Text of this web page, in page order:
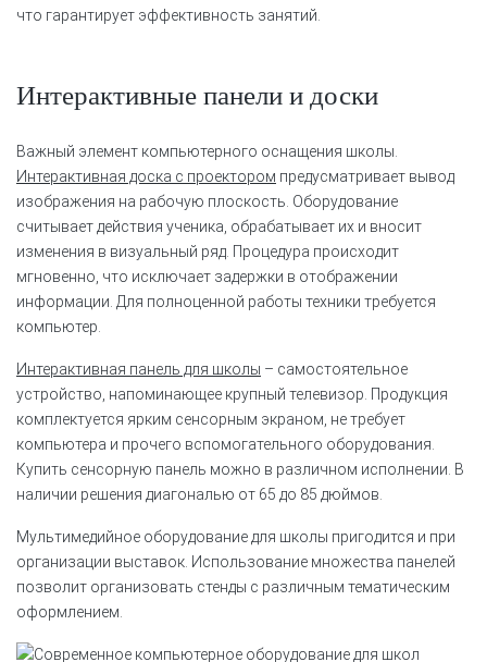
что гарантирует эффективность занятий.
Интерактивные панели и доски
Важный элемент компьютерного оснащения школы.
Интерактивная доска с проектором предусматривает вывод
изображения на рабочую плоскость. Оборудование
считывает действия ученика, обрабатывает их и вносит
изменения в визуальный ряд. Процедура происходит
мгновенно, что исключает задержки в отображении
информации. Для полноценной работы техники требуется
компьютер.
Интерактивная панель для школы – самостоятельное
устройство, напоминающее крупный телевизор. Продукция
комплектуется ярким сенсорным экраном, не требует
компьютера и прочего вспомогательного оборудования.
Купить сенсорную панель можно в различном исполнении. В
наличии решения диагональю от 65 до 85 дюймов.
Мультимедийное оборудование для школы пригодится и при
организации выставок. Использование множества панелей
позволит организовать стенды с различным тематическим
оформлением.